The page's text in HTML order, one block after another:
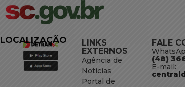
LINKS
EXTERNOS
Agência de
Notícias
Portal de
FALE
(48)
E-mail:
LOCALIZAÇÃO